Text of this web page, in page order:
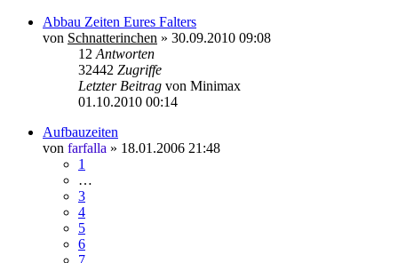
Abbau Zeiten Eures Falters
von Schnatterinchen » 30.09.2010 09:08
12 Antworten
32442 Zugriffe
Letzter Beitrag von Minimax
01.10.2010 00:14
Aufbauzeiten
von farfalla » 18.01.2006 21:48
1
…
3
4
5
6
7